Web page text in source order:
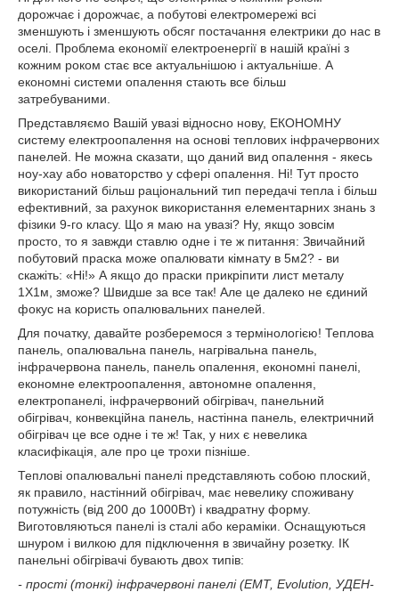
дорожчає і дорожчає, а побутові електромережі всі
зменшують і зменшують обсяг постачання електрики до нас в
оселі. Проблема економії електроенергії в нашій країні з
кожним роком стає все актуальнішою і актуальніше. А
економні системи опалення стають все більш
затребуваними.
Представляємо Вашій увазі відносно нову, ЕКОНОМНУ
систему електроопалення на основі теплових інфрачервоних
панелей. Не можна сказати, що даний вид опалення - якесь
ноу-хау або новаторство у сфері опалення. Ні! Тут просто
використаний більш раціональний тип передачі тепла і більш
ефективний, за рахунок використання елементарних знань з
фізики 9-го класу. Що я маю на увазі? Ну, якщо зовсім
просто, то я завжди ставлю одне і те ж питання: Звичайний
побутовий праска може опалювати кімнату в 5м2? - ви
скажіть: «Ні!» А якщо до праски прикріпити лист металу
1Х1м, зможе? Швидше за все так! Але це далеко не єдиний
фокус на користь опалювальних панелей.
Для початку, давайте розберемося з термінологією! Теплова
панель, опалювальна панель, нагрівальна панель,
інфрачервона панель, панель опалення, економні панелі,
економне електроопалення, автономне опалення,
електропанелі, інфрачервоний обігрівач, панельний
обігрівач, конвекційна панель, настінна панель, електричний
обігрівач це все одне і те ж! Так, у них є невелика
класифікація, але про це трохи пізніше.
Теплові опалювальні панелі представляють собою плоский,
як правило, настінний обігрівач, має невелику споживану
потужність (від 200 до 1000Вт) і квадратну форму.
Виготовляються панелі із сталі або кераміки. Оснащуються
шнуром і вилкою для підключення в звичайну розетку. ІК
панельні обігрівачі бувають двох типів:
- прості (тонкі) інфрачервоні панелі (ЕМТ, Evolution, УДЕН-